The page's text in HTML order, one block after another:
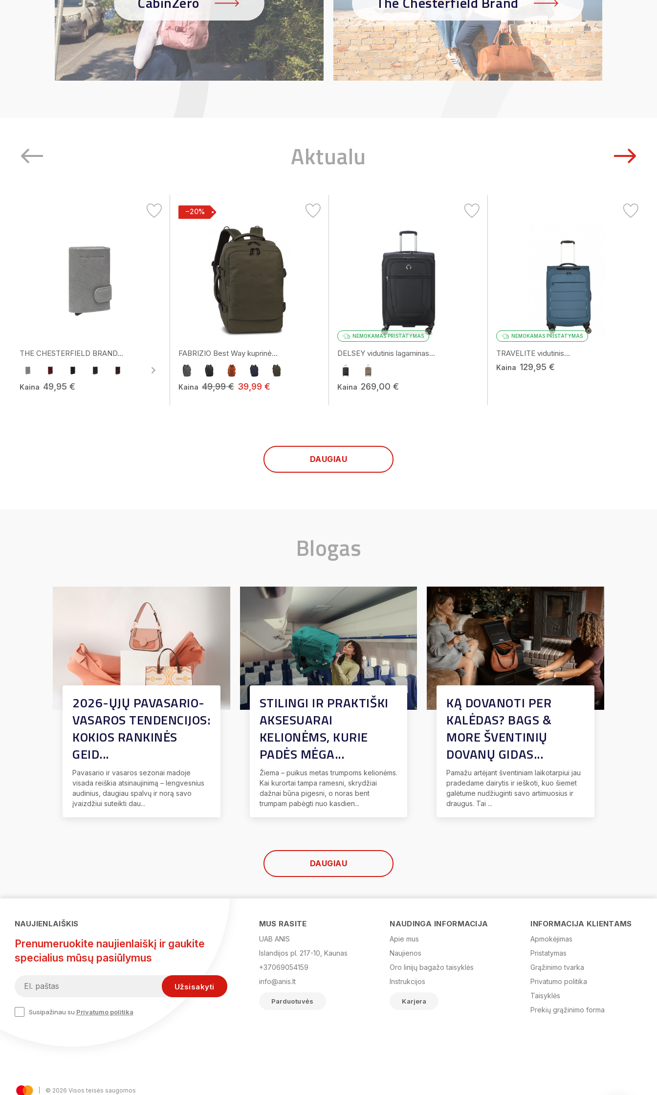
Aktualu
THE CHESTERFIELD BRAND...
Kaina 49,95 €
−20%
FABRIZIO Best Way kuprinė...
Kaina 49,99 € 39,99 €
NEMOKAMAS PRISTATYMAS
DELSEY vidutinis lagaminas...
Kaina 269,00 €
NEMOKAMAS PRISTATYMAS
TRAVELITE vidutinis...
Kaina 129,95 €
DAUGIAU
Blogas
2026-ŲJŲ PAVASARIO-
VASAROS TENDENCIJOS:
KOKIOS RANKINĖS
GEID...
Pavasario ir vasaros sezonai madoje
visada reiškia atsinaujinimą – lengvesnius
audinius, daugiau spalvų ir norą savo
įvaizdžiui suteikti dau...
STILINGI IR PRAKTIŠKI
AKSESUARAI
KELIONĖMS, KURIE
PADĖS MĖGA...
Žiema – puikus metas trumpoms kelionėms.
Kai kurortai tampa ramesni, skrydžiai
dažnai būna pigesni, o noras bent
trumpam pabėgti nuo kasdien...
KĄ DOVANOTI PER
KALĖDAS? BAGS &
MORE ŠVENTINIŲ
DOVANŲ GIDAS...
Pamažu artėjant šventiniam laikotarpiui jau
pradedame dairytis ir ieškoti, kuo šiemet
galėtume nudžiuginti savo artimuosius ir
draugus. Tai ...
DAUGIAU
NAUJIENLAIŠKIS
Prenumeruokite naujienlaiškį ir gaukite
specialius mūsų pasiūlymus
Susipažinau su Privatumo politika
MUS RASITE
UAB ANIS
Islandijos pl. 217-10, Kaunas
+37069054159
info@anis.lt
Parduotuvės
NAUDINGA INFORMACIJA
Apie mus
Naujienos
Oro linijų bagažo taisyklės
Instrukcijos
Karjera
INFORMACIJA KLIENTAMS
Apmokėjimas
Pristatymas
Grąžinimo tvarka
Privatumo politika
Taisyklės
Prekių grąžinimo forma
© 2026 Visos teisės saugomos
Idėjos jūsų vasaros
Jūsų gimimo diena (nebūtina)
Patvirtinu, kad sutinku gauti
naujienlaiškius.
Daugiau informacijos apie tai, kaip tvarkome jūsų duomenis
rinkodaros komunikacijos tikslais.
Noriu!